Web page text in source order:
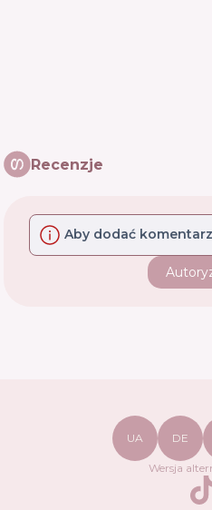
Recenzje
Aby dodać
UA DE
Wersja